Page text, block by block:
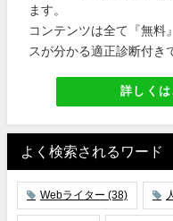
ます。
コンテンツは全て『無料
スが分かる適正診断付き
詳しく
よく検索されるワード
Webライター (38)